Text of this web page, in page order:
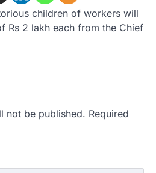
children of workers will
Rs 2 lakh each from the Chief
not be published. Required